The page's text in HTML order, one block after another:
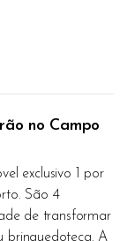
no Campo
exclusivo 1 por
São 4
de transformar
brinquedoteca. A